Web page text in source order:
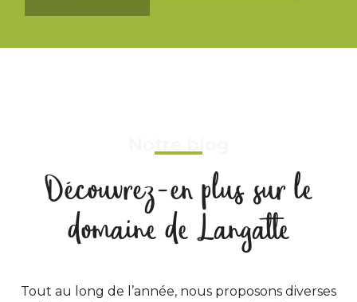
Découvrez-en plus sur le
domaine de Langatte
Tout au long de l’année, nous proposons diverses